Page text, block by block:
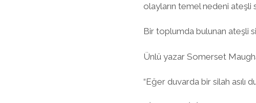
olayların temel nedeni ateşli
Bir toplumda bulunan ateşli
Ünlü yazar Somerset
“Eğer duvarda bir silah asılı